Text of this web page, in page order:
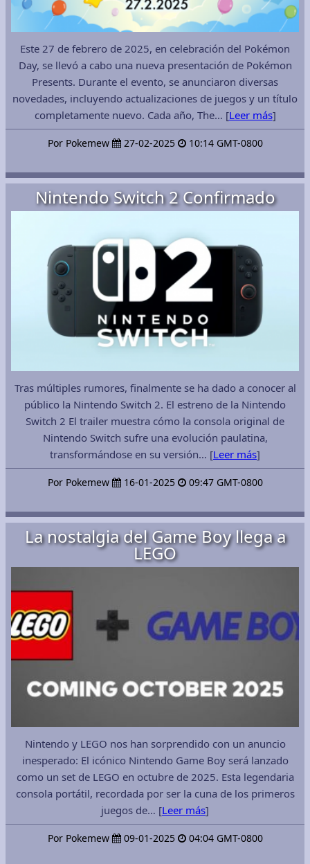
Este 27 de febrero de 2025, en celebración del Pokémon
Day, se llevó a cabo una nueva presentación de Pokémon
Presents. Durante el evento, se anunciaron diversas
novedades, incluyendo actualizaciones de juegos y un título
completamente nuevo. Cada año, The… [Leer más]
Por Pokemew 27-02-2025 10:14 GMT-0800
Nintendo Switch 2 Confirmado
Tras múltiples rumores, finalmente se ha dado a conocer al
público la Nintendo Switch 2. El estreno de la Nintendo
Switch 2 El trailer muestra cómo la consola original de
Nintendo Switch sufre una evolución paulatina,
transformándose en su versión… [Leer más]
Por Pokemew 16-01-2025 09:47 GMT-0800
La nostalgia del Game Boy llega a
LEGO
Nintendo y LEGO nos han sorprendido con un anuncio
inesperado: El icónico Nintendo Game Boy será lanzado
como un set de LEGO en octubre de 2025. Esta legendaria
consola portátil, recordada por ser la cuna de los primeros
juegos de… [Leer más]
Por Pokemew 09-01-2025 04:04 GMT-0800